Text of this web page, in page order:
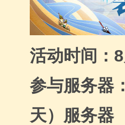
活动时间：8
参与服务器
天）服务器